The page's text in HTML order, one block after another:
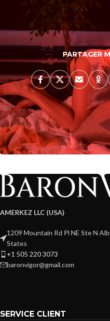
PARTAGER
AMERKEZ LLC (USA)
1209 Mountain Rd Pl NE Ste N
States
+1 505 220 3073
baronvigor@gmail.com
SERVICE CLIENT